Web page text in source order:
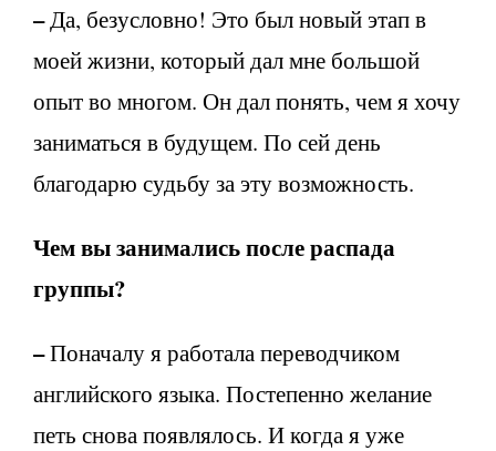
–Да, безусловно! Это был новый этап в
моей жизни, который дал мне большой
опыт во многом. Он дал понять, чем я хочу
заниматься в будущем. По сей день
благодарю судьбу за эту возможность.
Чем вы занимались после распада
группы?
–Поначалу я работала переводчиком
английского языка. Постепенно желание
петь снова появлялось. И когда я уже